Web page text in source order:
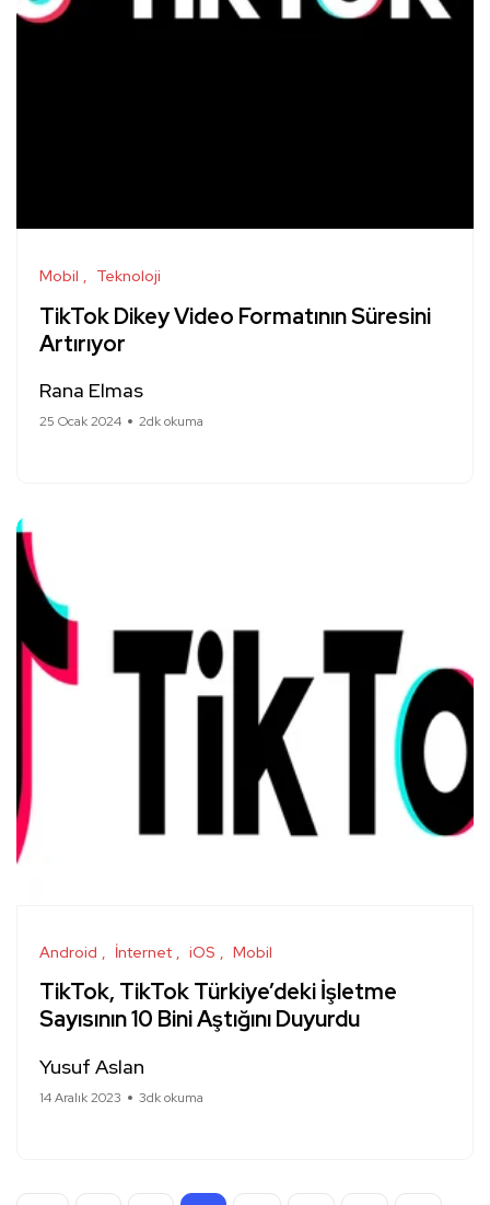
Mobil Teknoloji
TikTok Dikey Video Formatının Süresini
Artırıyor
Rana Elmas
25 Ocak 2024 2dk okuma
Android İnternet iOS Mobil
TikTok, TikTok Türkiye’deki İşletme
Sayısının 10 Bini Aştığını Duyurdu
Yusuf Aslan
14 Aralık 2023 3dk okuma